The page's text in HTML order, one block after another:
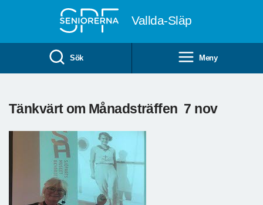
Vallda-Släp
Sök Meny
Tänkvärt om Månadsträffen 7 nov